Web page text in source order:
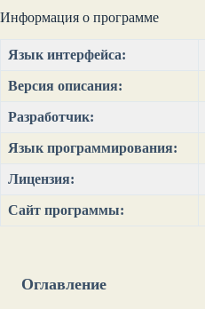
Информация о программе
Язык интерфейса:
Версия описания:
Разработчик:
Язык программирования:
Лицензия:
Сайт программы:
Оглавление